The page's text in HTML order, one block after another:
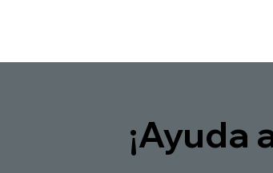
¡Ayuda